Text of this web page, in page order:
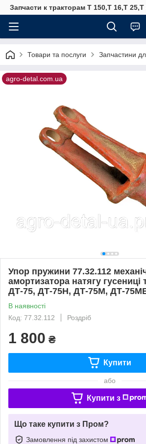
Запчасти к тракторам Т 150,Т 16,Т
Товари та послуги Запчастини
agro-detal.com.ua
Упор пружини 77.32.112
амортизатора натягу гусениці
ДТ-75, ДТ-75Н, ДТ-75М, ДТ-
В наявності
Код: 77.32.112
Роздріб
1 800 ₴
Купити
або
Купити з
Що таке купити з Пром?
Замовлення під захистом